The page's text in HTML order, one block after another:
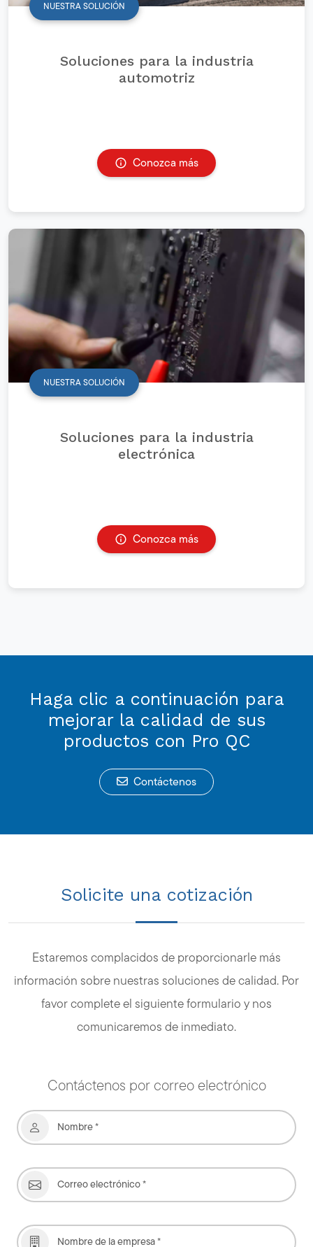
NUESTRA SOLUCIÓN
Soluciones para la industria
automotriz
Conozca más
NUESTRA SOLUCIÓN
Soluciones para la industria
electrónica
Conozca más
Haga clic a continuación para
mejorar la calidad de sus
productos con Pro QC
Contáctenos
Solicite una cotización
Estaremos complacidos de proporcionarle más
información sobre nuestras soluciones de calidad. Por
favor complete el siguiente formulario y nos
comunicaremos de inmediato.
Contáctenos por correo electrónico